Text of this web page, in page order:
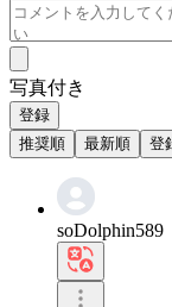
写真付き
登録
推奨順
最新順 登
soDolphin589